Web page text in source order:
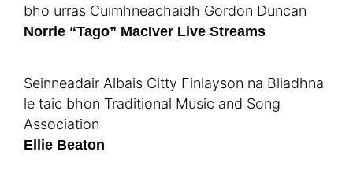
bho urras Cuimhneachaidh Gordon Duncan
Norrie “Tago” MacIver Live Streams
Seinneadair Albais Citty Finlayson na Bliadhna
le taic bhon Traditional Music and Song
Association
Ellie Beaton